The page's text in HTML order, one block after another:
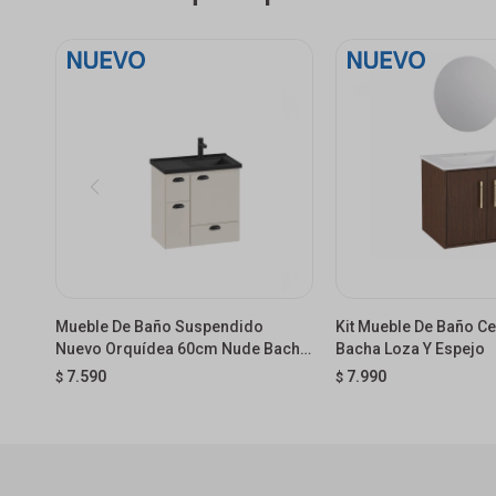
Mueble De Baño Suspendido
Nuevo Orquídea 60cm Nude Bacha
Negra
$ 7.590
Kit Mueble De Baño
Bacha Loza Y Espejo
$ 7.990